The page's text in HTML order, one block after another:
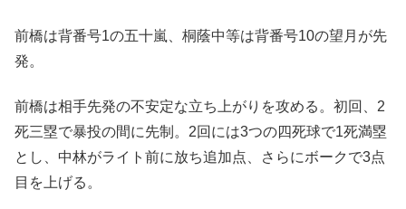
前橋は背番号1の五十嵐、桐蔭中等は背番号10の望月が先
発。
前橋は相手先発の不安定な立ち上がりを攻める。初回、2
死三塁で暴投の間に先制。2回には3つの四死球で1死満塁
とし、中林がライト前に放ち追加点、さらにボークで3点
目を上げる。